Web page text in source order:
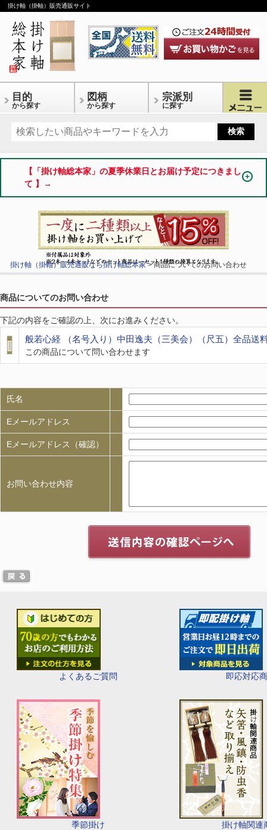
掛け軸（掛軸）販売通販サイト
目的
から探す
図柄
から探す
宗派別
に探す
【「掛け軸総本家」の夏季休業日とお届け予定につきまし
て 】→
よくあるご質問 即応対応
季節掛け 掛け軸関連
掛け軸（掛軸）販売通販なら掛け軸総本家> 商品についてのお問い合わせ
商品についてのお問い合わせ
下記の内容をご確認の上、次にお進みください。
般若心経 （名号入り）中田逸夫（三美会）（尺五）全品
この商品について問い合わせます
氏名
Eメールアドレス
Eメールアドレス（確認）
お問い合わせ内容